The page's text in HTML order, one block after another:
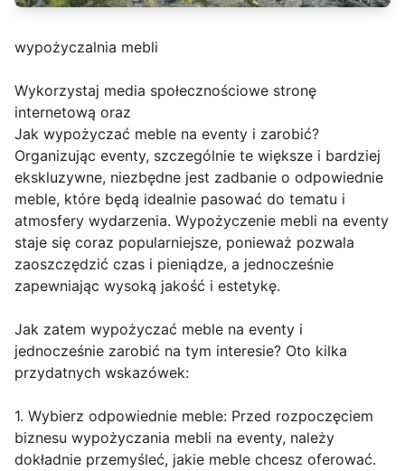
wypożyczalnia mebli
Wykorzystaj media społecznościowe stronę
internetową oraz
Jak wypożyczać meble na eventy i zarobić?
Organizując eventy, szczególnie te większe i bardziej
ekskluzywne, niezbędne jest zadbanie o odpowiednie
meble, które będą idealnie pasować do tematu i
atmosfery wydarzenia. Wypożyczenie mebli na eventy
staje się coraz popularniejsze, ponieważ pozwala
zaoszczędzić czas i pieniądze, a jednocześnie
zapewniając wysoką jakość i estetykę.
Jak zatem wypożyczać meble na eventy i
jednocześnie zarobić na tym interesie? Oto kilka
przydatnych wskazówek:
1. Wybierz odpowiednie meble: Przed rozpoczęciem
biznesu wypożyczania mebli na eventy, należy
dokładnie przemyśleć, jakie meble chcesz oferować.